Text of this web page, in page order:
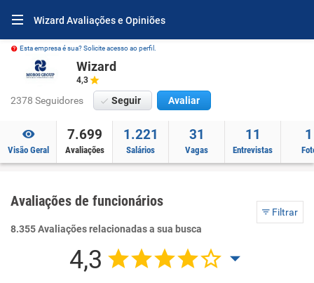
Wizard Avaliações e Opiniões
Esta empresa é sua? Solicite acesso ao perfil.
Wizard
4,3
2378 Seguidores Seguir Avaliar
Visão Geral
7.699
Avaliações
1.221
Salários
31
Vagas
11
Entrevistas
1
Avaliações de funcionários
Filtrar
8.355 Avaliações relacionadas a sua busca
4,3